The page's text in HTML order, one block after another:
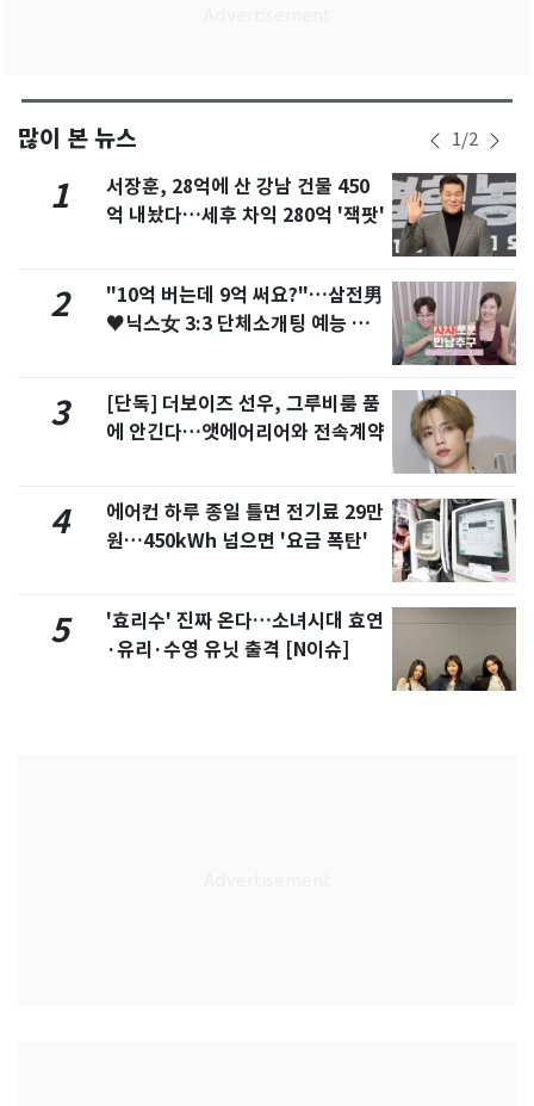
많이 본 뉴스 1/2
1
서장훈, 28억에 산 강남 건물 450
억 내놨다…세후 차익 280억 '잭팟'
2
"10억 버는데 9억 써요?"…삼전男
♥닉스女 3:3 단체소개팅 예능 화
3
[단독] 더보이즈 선우, 그루비룸 품
에 안긴다…앳에어리어와 전속계약
4
에어컨 하루 종일 틀면 전기료 29만
원…450kWh 넘으면 '요금 폭탄'
5
'효리수' 진짜 온다…소녀시대 효연
·유리·수영 유닛 출격 [N이슈]